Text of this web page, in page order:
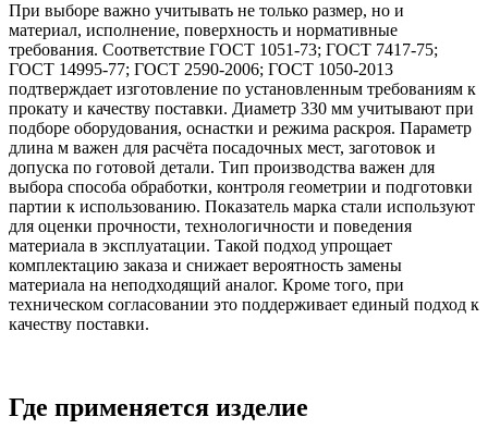
При выборе важно учитывать не только размер, но и
материал, исполнение, поверхность и нормативные
требования. Соответствие ГОСТ 1051-73; ГОСТ 7417-75;
ГОСТ 14995-77; ГОСТ 2590-2006; ГОСТ 1050-2013
подтверждает изготовление по установленным требованиям к
прокату и качеству поставки. Диаметр 330 мм учитывают при
подборе оборудования, оснастки и режима раскроя. Параметр
длина м важен для расчёта посадочных мест, заготовок и
допуска по готовой детали. Тип производства важен для
выбора способа обработки, контроля геометрии и подготовки
партии к использованию. Показатель марка стали используют
для оценки прочности, технологичности и поведения
материала в эксплуатации. Такой подход упрощает
комплектацию заказа и снижает вероятность замены
материала на неподходящий аналог. Кроме того, при
техническом согласовании это поддерживает единый подход к
качеству поставки.
Где применяется изделие